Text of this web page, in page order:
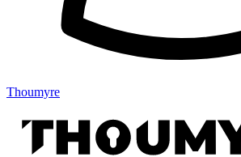
Thoumyre